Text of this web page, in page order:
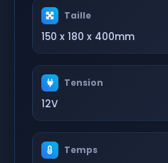
Taille
150 x 180 x 400mm
Tension
12V
Temps